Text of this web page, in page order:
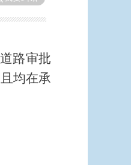
路审批
均在承